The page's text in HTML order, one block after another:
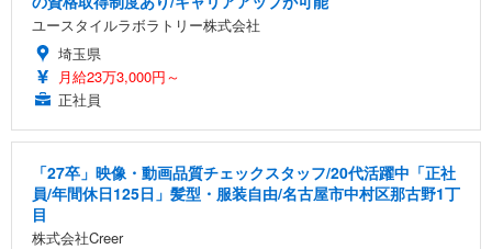
ユースタイルラボラトリー株式会社
埼玉県
月給23万3,000円～
正社員
「27卒」映像・動画品質チェックスタッフ/20代活躍中「正社
員/年間休日125日」髪型・服装自由/名古屋市中村区那古野1丁
目
株式会社Creer